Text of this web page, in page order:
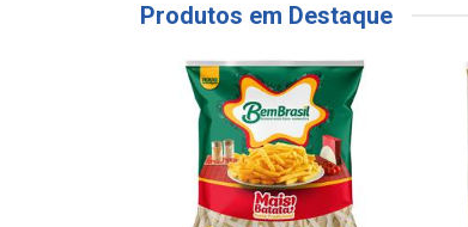
Produtos em Destaque